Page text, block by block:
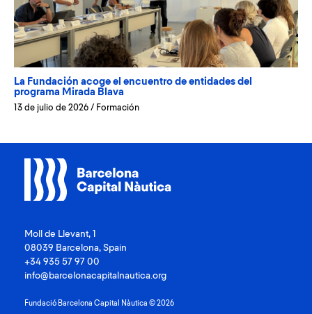
La Fundación acoge el encuentro de entidades del
programa Mirada Blava
13 de julio de 2026 / Formación
Moll de Llevant, 1
08039 Barcelona, Spain
+34 935 57 97 00
info@barcelonacapitalnautica.org
Fundació Barcelona Capital Nàutica © 2026